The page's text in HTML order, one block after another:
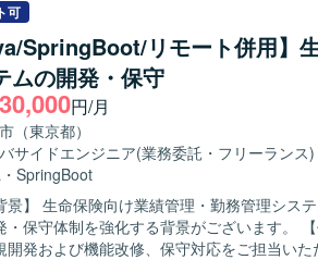
3.2 / Rails 7.1 フロントエンド : React 18 /
ール：Figma など データベース : Amazon
GitHub コミュニケーション/タスク管理 :
可
SpringBoot/リモート併用】
ムの開発・保守
円/月
（東京都）
サイドエンジニア(業務委託・フリーランス)
・ SpringBoot
景】 生命保険向け業績管理・勤務管理シス
制を強化する背景がございます。 【作業内容】 営業職員向け勤務管理システ
開発および機能改修、保守対応をご担当い